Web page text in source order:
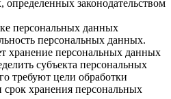
законодательством
персональных данных
персональных данных.
хранение персональных данных
субъекта персональных
требуют цели обработки
хранения персональных